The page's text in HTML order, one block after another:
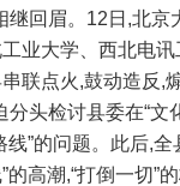
继回眉。12日,北京
业大学、西北电
联点火,鼓动造反,煽
分头检讨县委在“文
”的问题。此后,全
的高潮,“打倒一切”